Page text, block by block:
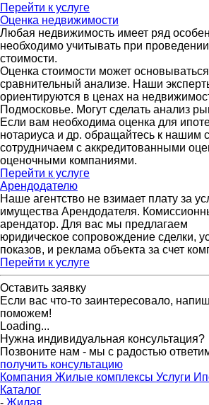
Перейти к услуге
Оценка недвижимости
Любая недвижимость имеет ряд
необходимо учитывать при
стоимости.
Оценка стоимости может
сравнительный анализе. Наши
ориентируются в ценах на
Подмосковье. Могут сделать анализ
Если вам необходима оценка для
нотариуса и др. обращайтесь к нашим
сотрудничаем с аккредитованными
оценочными компаниями.
Перейти к услуге
Арендодателю
Наше агентство не взимает плату за
имущества Арендодателя.
арендатор. Для вас мы предлагаем
юридическое сопровождение сделки,
показов, и реклама объекта за счет
Перейти к услуге
Оставить заявку
Если вас что-то заинтересовало,
поможем!
Loading...
Нужна индивидуальная консультация?
Позвоните нам - мы с радостью
получить консультацию
Компания Жилые комплексы Услуги
Каталог
- Жилая